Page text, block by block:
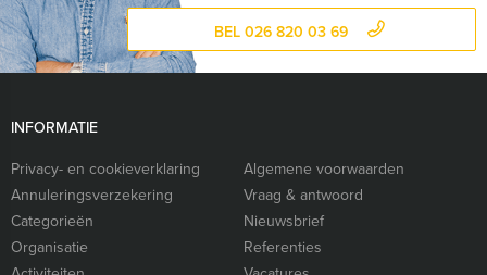
BEL 026 820 03 69
INFORMATIE
Privacy- en cookieverklaring
Algemene voorwaarden
Annuleringsverzekering
Vraag & antwoord
Categorieën
Nieuwsbrief
Organisatie
Referenties